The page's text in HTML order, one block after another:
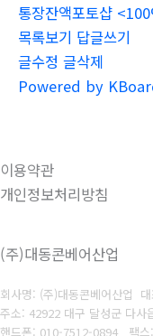
통장잔액포토샵
목록보기 답글쓰기
글수정 글삭제
Powered by
이용약관
개인정보처리방침
(주)대동콘베어산업
회사명: (주)대동콘베어산업
주소: 42922 대구 달성군 다사
핸드폰: 010-7512-0894
팩